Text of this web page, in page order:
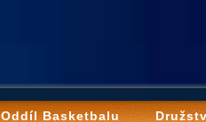
Oddíl Basketbalu